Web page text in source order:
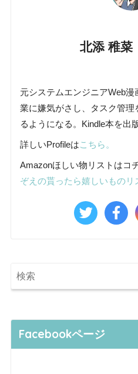
北添 稚菜
元システムエンジニアWeb
業に嫌気がさし、タスク管
るようになる。Kindle本を出
詳しいProfileはこちら。
Amazonほしい物リストはコ
ぞえの貰ったら嬉しいものリ
Facebookページ